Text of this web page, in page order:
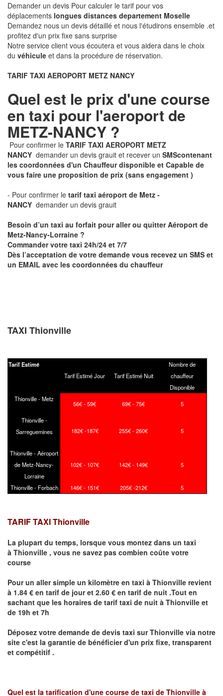
Demander un devis Pour calculer le tarif pour vos
déplacements longues distances departement Moselle
Demandez nous un devis détaillé et nous l'étudirons ensemble .et
profitez d'un prix fixe sans surprise
Notre service client vous écoutera et vous aidera dans le choix
du véhicule et dans la procédure de réservation.
TARIF TAXI AEROPORT METZ NANCY
Quel est le prix d'une course
en taxi pour l'aeroport de
METZ-NANCY ?
Pour confirmer le TARIF TAXI AEROPORT METZ
NANCY demander un devis grauit et recever un SMScontenant
les coordonnées d'un Chauffeur disponible et Capable de
vous faire une proposition de prix (sans engagement )
- Pour confirmer le tarif taxi aéroport de Metz -
NANCY demander un devis grauit
Besoin d’un taxi au forfait pour aller ou quitter Aéroport de
Metz-Nancy-Lorraine ?
Commander votre taxi 24h/24 et 7/7
Dès l’acceptation de votre demande vous recevez un SMS et
un EMAIL avec les coordonnées du chauffeur
TAXI Thionville
Tarif Estimé
Tarif Estimé Jour
Tarif Estimé Nuit
Nombre de
chauffeur
Disponible
Thionville - Metz
56€ - 59€ 69€ - 75€ 5
Thionville -
Sarreguemines
182€ -187€ 255€ - 260€ 5
Thionville - Aéroport
de Metz-Nancy-
Lorraine
102€ - 107€ 142€ - 149€ 5
Thionville - Forbach 146€ - 151€ 205€ -212€ 5
TARIF TAXI Thionville
La plupart du temps, lorsque vous montez dans un taxi
à Thionville , vous ne savez pas combien coûte votre
course
Pour un aller simple un kilomètre en taxi à Thionville revient
à 1.84 € en tarif de jour et 2.60 € en tarif de nuit .Tout en
sachant que les horaires de tarif taxi de nuit à Thionville et
de 19h et 7h
Déposez votre demande de devis taxi surThionville via notre
site c'est la garantie de bénéficier d'un prix fixe, transparent
et compétitif .
Quel est la tarification d'une course de taxi de Thionville à